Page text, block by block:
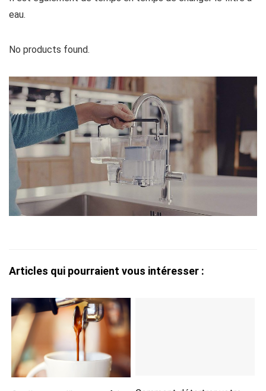
eau.
No products found.
Articles qui pourraient vous intéresser :